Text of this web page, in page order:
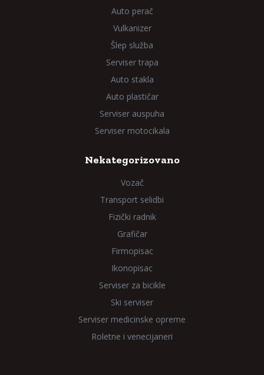
Auto perač
Vulkanizer
Šlep služba
Serviser trapa
Auto stakla
Auto plastičar
Serviser auspuha
Serviser motocikala
Nekategorizovano
Vozač
Transport selidbi
Fizički radnik
Grafičar
Firmopisac
Ikonopisac
Serviser za bicikle
Ski serviser
Serviser medicinske opreme
Roletne i venecijaneri